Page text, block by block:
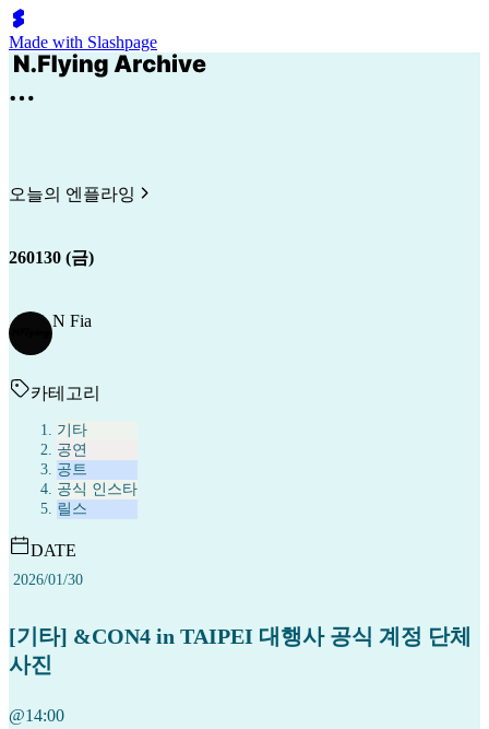
Made with Slashpage
오늘의 엔플라잉
260130 (금)
N Fia
카테고리
기타
공연
공트
공식 인스타
릴스
DATE
2026/01/30
[기타] &CON4 in TAIPEI 대행사 공식 계정 단체
사진
@14:00